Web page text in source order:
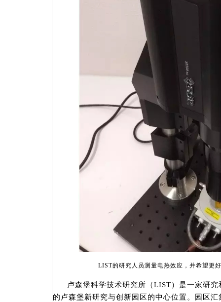
LIST的研究人员测量电热效应，并希望更
卢森堡科学技术研究所（LIST）是一家研
的卢森堡新研究与创新园区的中心位置。园区